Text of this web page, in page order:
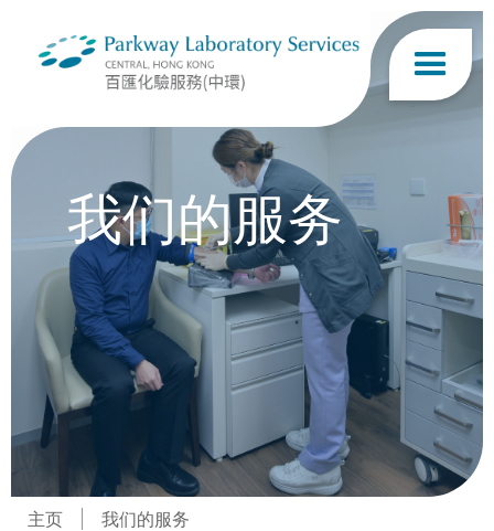
我们的服务
主页 我们的服务